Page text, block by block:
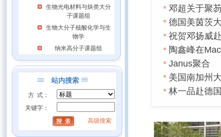
生物光电材料与炔类大分
子课题组
生物大分子核酸化学与生
物学
纳米高分子课题组
站内搜索
方 式：
关键字：
高级搜索
邓超关于聚
德国美茵茨
祝贺邓扬威
陶鑫峰在
Janus聚合
美国南加州
林一品赴德